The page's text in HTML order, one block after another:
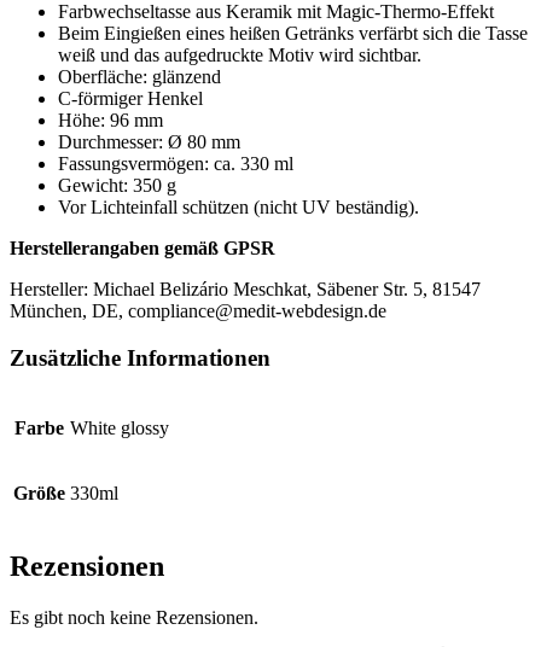
Farbwechseltasse aus Keramik mit Magic-Thermo-Effekt
Beim Eingießen eines heißen Getränks verfärbt sich die Tasse
weiß und das aufgedruckte Motiv wird sichtbar.
Oberfläche: glänzend
C-förmiger Henkel
Höhe: 96 mm
Durchmesser: Ø 80 mm
Fassungsvermögen: ca. 330 ml
Gewicht: 350 g
Vor Lichteinfall schützen (nicht UV beständig).
Herstellerangaben gemäß GPSR
Hersteller: Michael Belizário Meschkat, Säbener Str. 5, 81547
München, DE, compliance@medit-webdesign.de
Zusätzliche Informationen
Farbe White glossy
Größe 330ml
Rezensionen
Es gibt noch keine Rezensionen.